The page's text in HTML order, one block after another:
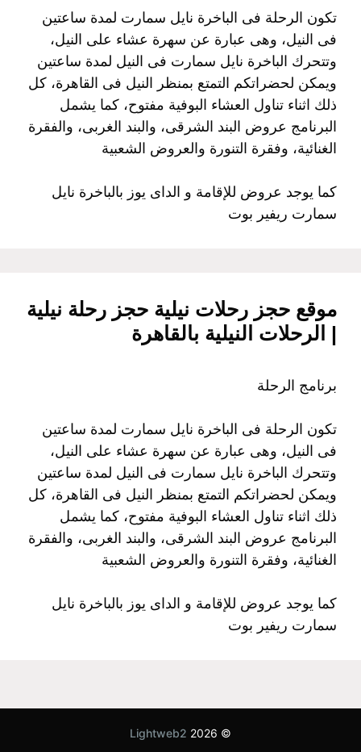
تكون الرحلة فى الباخرة نايل سمارت لمدة ساعتين
فى النيل، وهى عبارة عن سهرة عشاء على النيل،
وتتحرك الباخرة نايل سمارت فى النيل لمدة ساعتين
ويمكن لحضراتكم التمتع بمنظر النيل فى القاهرة، كل
ذلك اثناء تناول العشاء البوفية مفتوح، كما يشمل
البرنامج عروض البند الشرقى، والبند الغربى، والفقرة
الغنائية، وفقرة التنورة والعروض الشعبية
كما يوجد عروض للإقامة و الداى يوز بالباخرة نايل
سمارت ريفير بوت
موقع حجز رحلات نيلية حجز رحلة نيلية
| الرحلات النيلية بالقاهرة
برنامج الرحلة
تكون الرحلة فى الباخرة نايل سمارت لمدة ساعتين
فى النيل، وهى عبارة عن سهرة عشاء على النيل،
وتتحرك الباخرة نايل سمارت فى النيل لمدة ساعتين
ويمكن لحضراتكم التمتع بمنظر النيل فى القاهرة، كل
ذلك اثناء تناول العشاء البوفية مفتوح، كما يشمل
البرنامج عروض البند الشرقى، والبند الغربى، والفقرة
الغنائية، وفقرة التنورة والعروض الشعبية
كما يوجد عروض للإقامة و الداى يوز بالباخرة نايل
سمارت ريفير بوت
© 2026
Lightweb2